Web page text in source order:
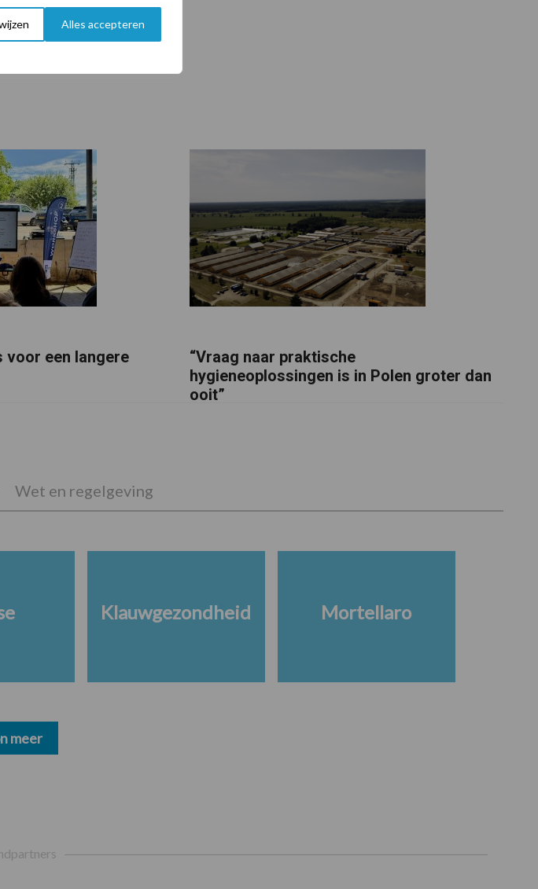
Alles accepteren
U kan de FertiFlow-
317.
voor een langere
“Vraag naar praktische
hygieneoplossingen is in Polen groter dan
ooit”
Wet en regelgeving
Klauwgezondheid Mortellaro
meer